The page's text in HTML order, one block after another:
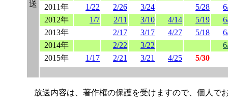
送
2011年
1/22 2/26 3/24 5/28
2012年
1/7 2/11 3/10 4/14 5/19
2013年
2/17 3/17 4/27 5/18
2014年
2/22 3/22
2015年
1/17 2/21 3/21 4/25 5/30
放送内容は、著作権の保護を受けますので、個人で